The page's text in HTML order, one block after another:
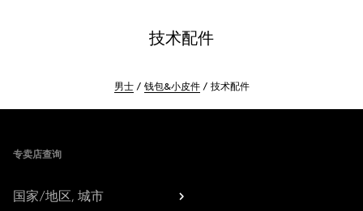
技术配件
男士 钱包&小皮件 技术配件
专卖店查询
国家/地区, 城市